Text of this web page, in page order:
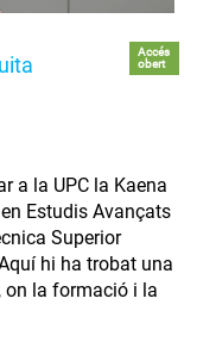
Accés
obert
a la UPC la Kaena
Estudis Avançats
Superior
hi ha trobat una
on la formació i la